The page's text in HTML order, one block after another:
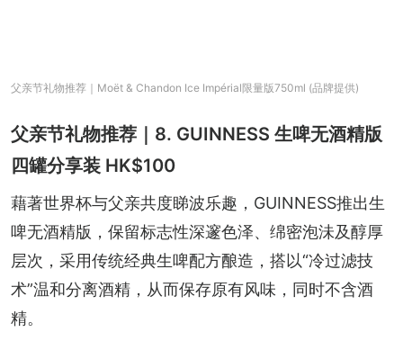
父亲节礼物推荐｜Moët & Chandon Ice Impérial限量版750ml (品牌提供)
父亲节礼物推荐｜8. GUINNESS 生啤无酒精版
四罐分享装 HK$100
藉著世界杯与父亲共度睇波乐趣，GUINNESS推出生
啤无酒精版，保留标志性深邃色泽、绵密泡沬及醇厚
层次，采用传统经典生啤配方酿造，搭以“冷过滤技
术”温和分离酒精，从而保存原有风味，同时不含酒
精。